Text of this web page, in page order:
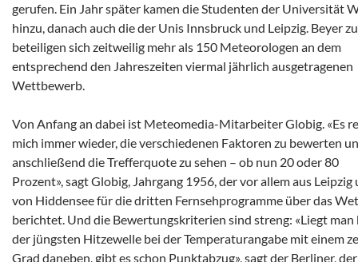
gerufen. Ein Jahr später kamen die Studenten der Universität
hinzu, danach auch die der Unis Innsbruck und Leipzig. Beyer
beteiligen sich zeitweilig mehr als 150 Meteorologen an dem
entsprechend den Jahreszeiten viermal jährlich ausgetragenen
Wettbewerb.
Von Anfang an dabei ist Meteomedia-Mitarbeiter Globig. «Es
mich immer wieder, die verschiedenen Faktoren zu bewerten
anschließend die Trefferquote zu sehen – ob nun 20 oder 80
Prozent», sagt Globig, Jahrgang 1956, der vor allem aus Leipzig
von Hiddensee für die dritten Fernsehprogramme über das
berichtet. Und die Bewertungskriterien sind streng: «Liegt man
der jüngsten Hitzewelle bei der Temperaturangabe mit einem
Grad daneben, gibt es schon Punktabzug», sagt der Berliner, der